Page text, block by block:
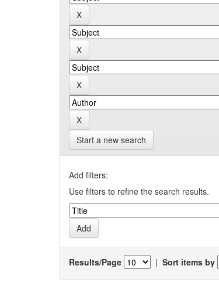
Start a new search
Add filters:
Use filters to refine the search results.
Results/Page | Sort items by